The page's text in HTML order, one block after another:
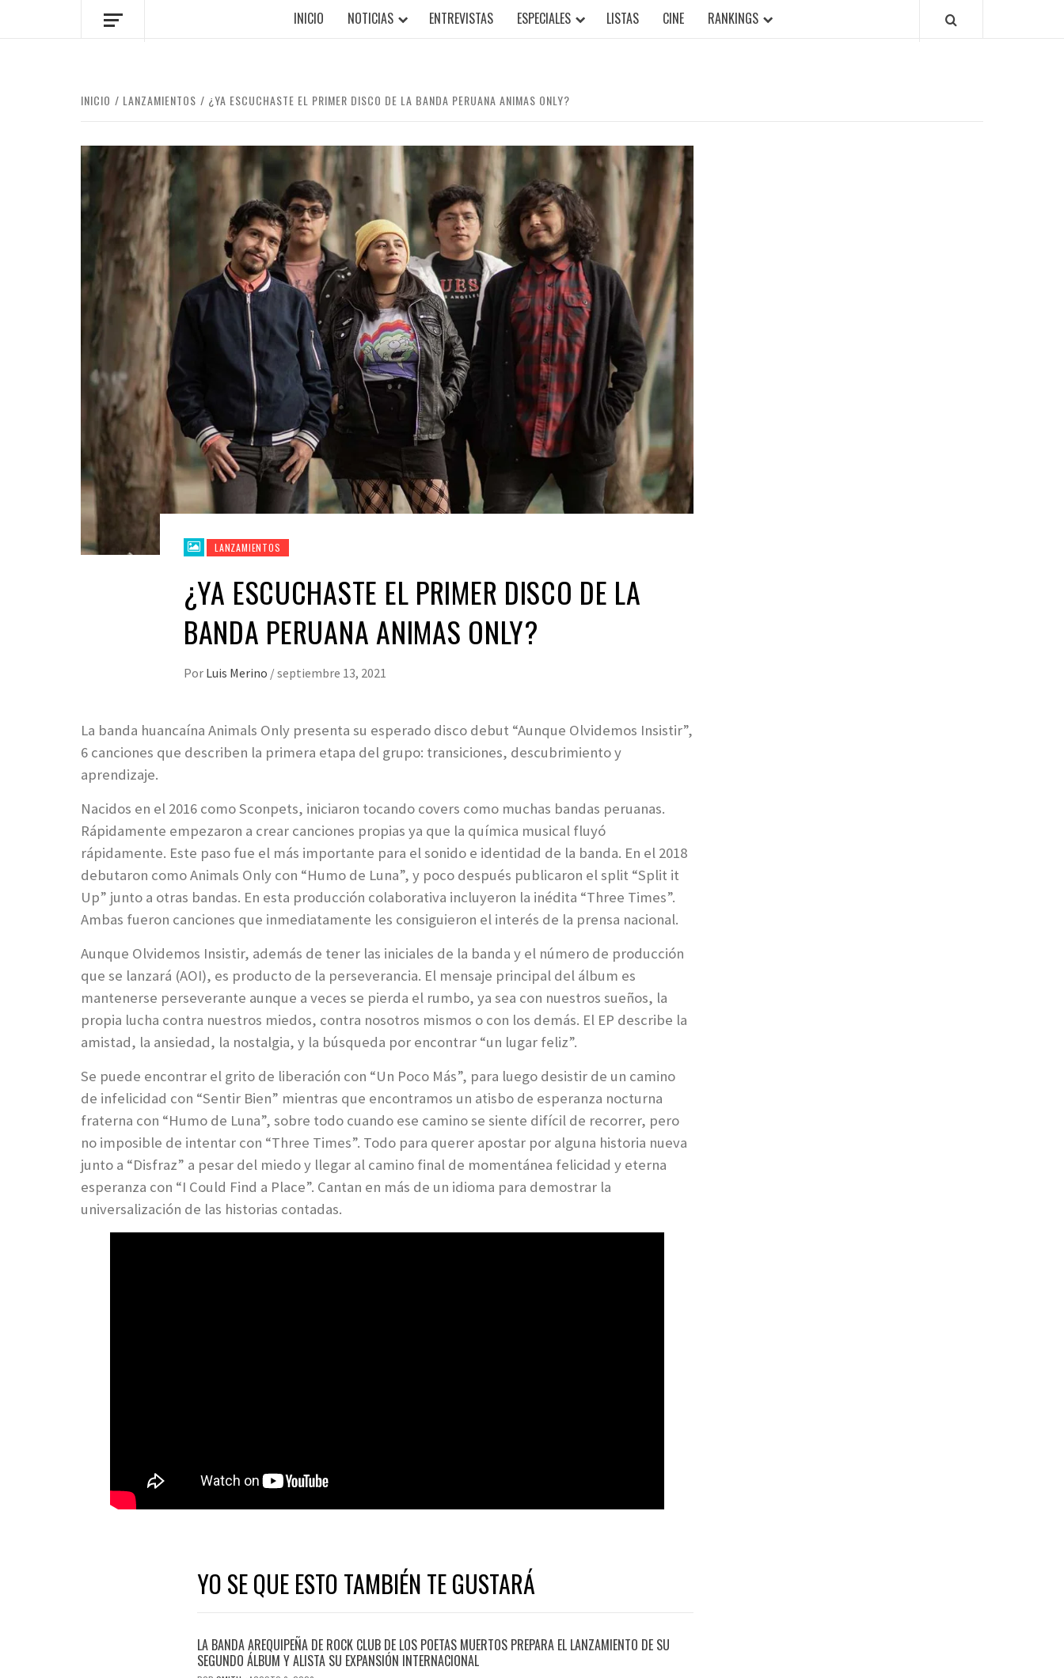
INICIO NOTICIAS ENTREVISTAS ESPECIALES LISTAS CINE RANKINGS
INICIO LANZAMIENTOS ¿YA ESCUCHASTE EL PRIMER DISCO DE LA BANDA PERUANA ANIMAS ONLY?
LANZAMIENTOS
¿YA ESCUCHASTE EL PRIMER DISCO DE LA
BANDA PERUANA ANIMAS ONLY?
Por Luis Merino /septiembre 13, 2021
La banda huancaína Animals Only presenta su esperado disco debut “Aunque Olvidemos Insistir”,
6 canciones que describen la primera etapa del grupo: transiciones, descubrimiento y
aprendizaje.
Nacidos en el 2016 como Sconpets, iniciaron tocando covers como muchas bandas peruanas.
Rápidamente empezaron a crear canciones propias ya que la química musical fluyó
rápidamente. Este paso fue el más importante para el sonido e identidad de la banda. En el 2018
debutaron como Animals Only con “Humo de Luna”, y poco después publicaron el split “Split it
Up” junto a otras bandas. En esta producción colaborativa incluyeron la inédita “Three Times”.
Ambas fueron canciones que inmediatamente les consiguieron el interés de la prensa nacional.
Aunque Olvidemos Insistir, además de tener las iniciales de la banda y el número de producción
que se lanzará (AOI), es producto de la perseverancia. El mensaje principal del álbum es
mantenerse perseverante aunque a veces se pierda el rumbo, ya sea con nuestros sueños, la
propia lucha contra nuestros miedos, contra nosotros mismos o con los demás. El EP describe la
amistad, la ansiedad, la nostalgia, y la búsqueda por encontrar “un lugar feliz”.
Se puede encontrar el grito de liberación con “Un Poco Más”, para luego desistir de un camino
de infelicidad con “Sentir Bien” mientras que encontramos un atisbo de esperanza nocturna
fraterna con “Humo de Luna”, sobre todo cuando ese camino se siente difícil de recorrer, pero
no imposible de intentar con “Three Times”. Todo para querer apostar por alguna historia nueva
junto a “Disfraz” a pesar del miedo y llegar al camino final de momentánea felicidad y eterna
esperanza con “I Could Find a Place”. Cantan en más de un idioma para demostrar la
universalización de las historias contadas.
YO SE QUE ESTO TAMBIÉN TE GUSTARÁ
LA BANDA AREQUIPEÑA DE ROCK CLUB DE LOS POETAS MUERTOS PREPARA EL LANZAMIENTO DE SU
SEGUNDO ÁLBUM Y ALISTA SU EXPANSIÓN INTERNACIONAL